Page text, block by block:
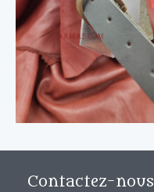
Contactez-nous